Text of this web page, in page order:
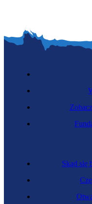
Inspektorka
Skąd się